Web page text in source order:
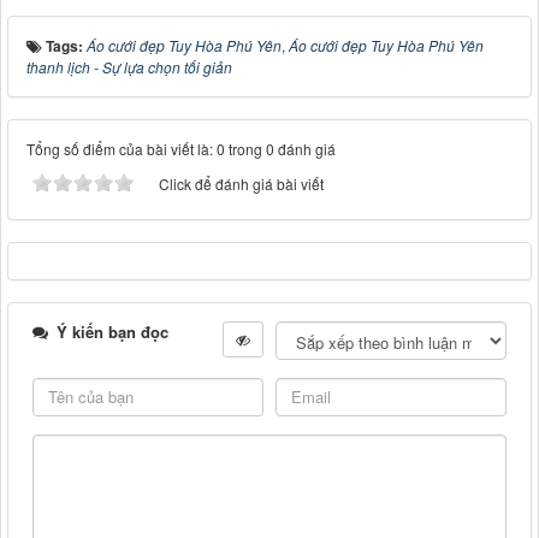
Tags: Áo cưới đẹp Tuy Hòa Phú Yên, Áo cưới đẹp Tuy Hòa Phú Yên
thanh lịch - Sự lựa chọn tối giản
Tổng số điểm của bài viết là: 0 trong 0 đánh giá
Click để đánh giá bài viết
Ý kiến bạn đọc